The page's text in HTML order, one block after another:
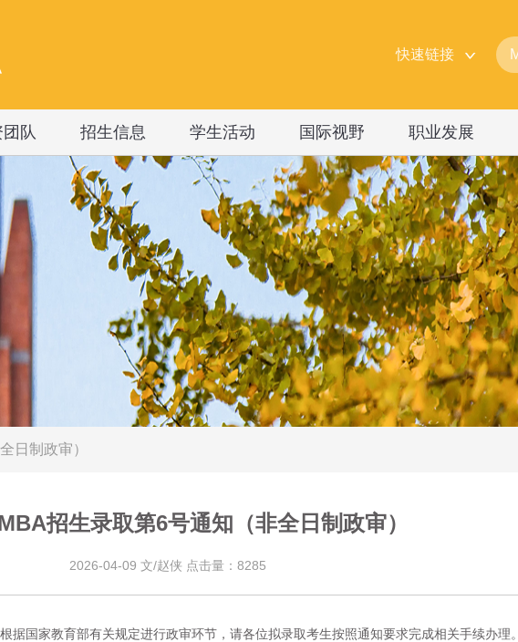
快速链接
队 招生信息 学生活动 国际视野 职业发展
日制政审）
招生录取第6号通知（非全日制政审）
2026-04-09 文/赵侠 点击量：8285
据国家教育部有关规定进行政审环节，请各位拟录取考生按照通知要求完成相关手续办理。